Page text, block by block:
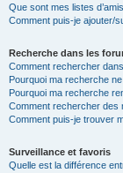
Que sont mes listes
Comment puis-je ajouter/
Recherche dans les
Comment rechercher
Pourquoi ma recherche
Pourquoi ma recherche
Comment rechercher des
Comment puis-je trouver
Surveillance et favoris
Quelle est la différence